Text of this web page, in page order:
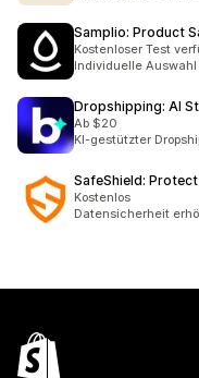
Samplio: Product
Kostenloser Test
Individuelle
Dropshipping: AI
Ab $20
KI-gestützter
SafeShield:
Kostenlos
Datensicherheit